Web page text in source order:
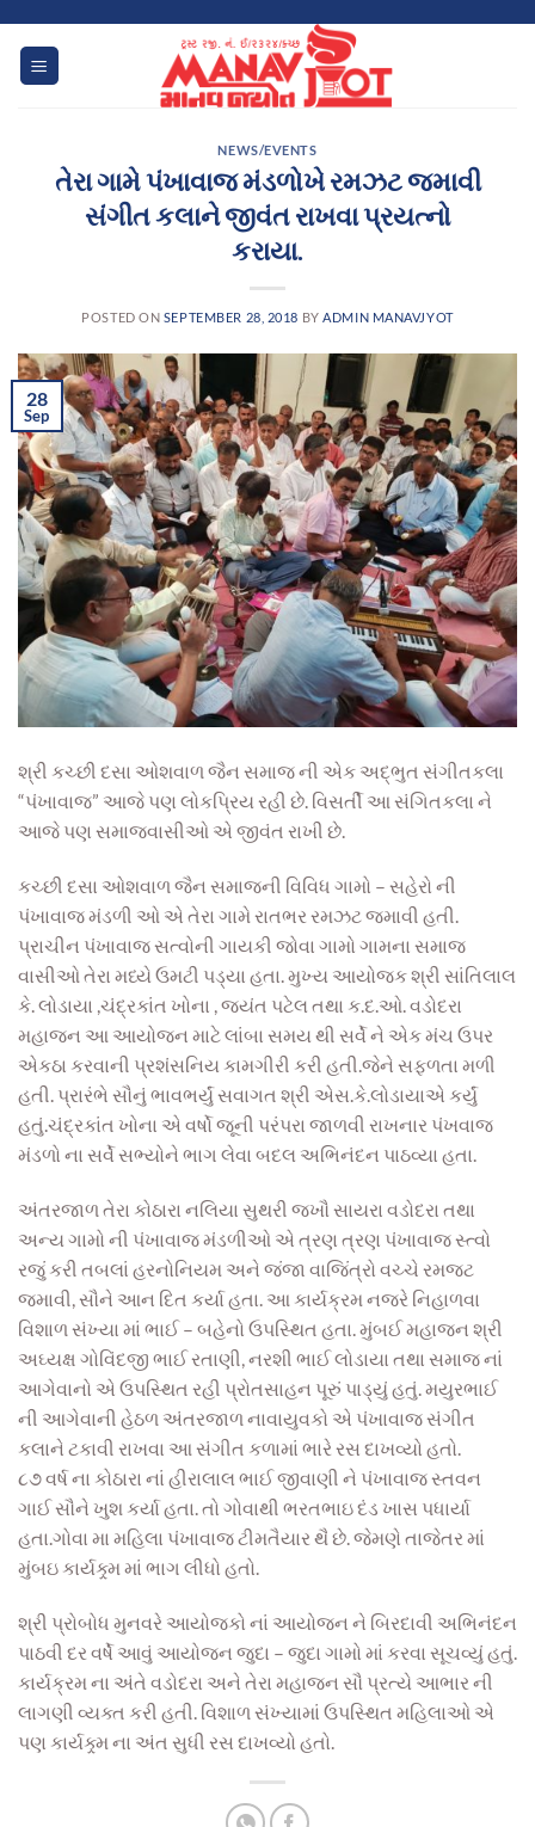
content
NEWS/EVENTS
તેરા ગામે પંખાવાજ મંડળોખે રમઝટ જમાવી
સંગીત કલાને જીવંત રાખવા પ્રયત્નો
કરાયા.
POSTED ON SEPTEMBER 28, 2018 BY ADMIN MANAVJYOT
28
Sep
શ્રી કચ્છી દસા ઓશવાળ જૈન સમાજ ની એક અદ્ભુત સંગીતકલા
“પંખાવાજ” આજે પણ લોકપ્રિય રહી છે. વિસર્તી આ સંગિતકલા ને
આજે પણ સમાજવાસીઓ એ જીવંત રાખી છે.
કચ્છી દસા ઓશવાળ જૈન સમાજની વિવિધ ગામો – સહેરો ની
પંખાવાજ મંડળી ઓ એ તેરા ગામે રાતભર રમઝટ જમાવી હતી.
પ્રાચીન પંખાવાજ સત્વોની ગાયકી જોવા ગામો ગામના સમાજ
વાસીઓ તેરા મધ્યે ઉમટી પડ્યા હતા. મુખ્ય આયોજક શ્રી સાંતિલાલ
કે. લોડાયા ,ચંદ્રકાંત ખોના , જયંત પટેલ તથા ક.દ.ઓ. વડોદરા
મહાજન આ આયોજન માટે લાંબા સમય થી સર્વે ને એક મંચ ઉપર
એકઠા કરવાની પ્રશંસનિય કામગીરી કરી હતી.જેને સફળતા મળી
હતી. પ્રારંભે સૌનું ભાવભર્યું સવાગત શ્રી એસ.કે.લોડાયાએ કર્યું
હતું.ચંદ્રકાંત ખોના એ વર્ષો જૂની પરંપરા જાળવી રાખનાર પંખવાજ
મંડળો ના સર્વે સભ્યોને ભાગ લેવા બદલ અભિનંદન પાઠવ્યા હતા.
અંતરજાળ તેરા કોઠારા નલિયા સુથરી જખૌ સાયરા વડોદરા તથા
અન્ય ગામો ની પંખાવાજ મંડળીઓ એ ત્રણ ત્રણ પંખાવાજ સ્ત્વો
રજું કરી તબલાં હરનોનિયમ અને જંજા વાજિંત્રો વચ્ચે રમજટ
જમાવી, સૌને આન દિત કર્યા હતા. આ કાર્યક્રમ નજરે નિહાળવા
વિશાળ સંખ્યા માં ભાઈ – બહેનો ઉપસ્થિત હતા. મુંબઈ મહાજન શ્રી
અઘ્યક્ષ ગોવિંદજી ભાઈ રતાણી, નરશી ભાઈ લોડાયા તથા સમાજ નાં
આગેવાનો એ ઉપસ્થિત રહી પ્રોતસાહન પૂરું પાડ્યું હતું. મયુરભાઈ
ની આગેવાની હેઠળ અંતરજાળ નાવાયુવકો એ પંખાવાજ સંગીત
કલાને ટકાવી રાખવા આ સંગીત કળામાં ભારે રસ દાખવ્યો હતો.
૮૭ વર્ષ ના કોઠારા નાં હીરાલાલ ભાઈ જીવાણી ને પંખાવાજ સ્તવન
ગાઈ સૌને ખુશ કર્યા હતા. તો ગોવાથી ભરતભાઇ દંડ ખાસ પધાર્યા
હતા.ગોવા મા મહિલા પંખાવાજ ટીમતૈયાર થૈ છે. જેમણે તાજેતર માં
મુંબઇ કાર્યક્ર્મ માં ભાગ લીધો હતો.
શ્રી પ્રોબોધ મુનવરે આયોજકો નાં આયોજન ને બિરદાવી અભિનંદન
પાઠવી દર વર્ષે આવું આયોજન જુદા – જુદા ગામો માં કરવા સૂચવ્યું હતું.
કાર્યક્રમ ના અંતે વડોદરા અને તેરા મહાજન સૌ પ્રત્યે આભાર ની
લાગણી વ્યક્ત કરી હતી. વિશાળ સંખ્યામાં ઉપસ્થિત મહિલાઓ એ
પણ કાર્યક્ર્મ ના અંત સુધી રસ દાખવ્યો હતો.